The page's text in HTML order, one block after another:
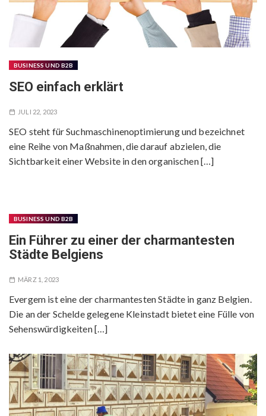
BUSINESS UND B2B
SEO einfach erklärt
JULI 22, 2023
SEO steht für Suchmaschinenoptimierung und bezeichnet
eine Reihe von Maßnahmen, die darauf abzielen, die
Sichtbarkeit einer Website in den organischen […]
BUSINESS UND B2B
Ein Führer zu einer der charmantesten
Städte Belgiens
MÄRZ 1, 2023
Evergem ist eine der charmantesten Städte in ganz Belgien.
Die an der Schelde gelegene Kleinstadt bietet eine Fülle von
Sehenswürdigkeiten […]